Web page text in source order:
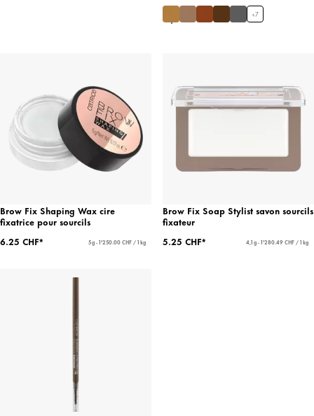
+7
Brow Fix Shaping Wax cire
fixatrice pour sourcils
6.25 CHF*
5 g - 1'250.00 CHF / 1 kg
Brow Fix Soap Stylist savon sourcils
fixateur
5.25 CHF*
4,1 g - 1'280.49 CHF / 1 kg